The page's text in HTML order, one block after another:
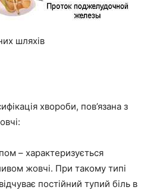
шляхів
хвороби, пов’язана з
– характеризується
жовчі. При такому типі
постійний тупий біль в